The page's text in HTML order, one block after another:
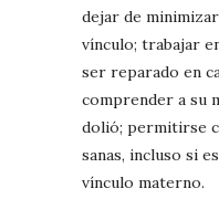
dejar de
vínculo; trabajar
ser reparado en
comprender a su
dolió; permitirse
sanas, incluso si
vínculo materno.